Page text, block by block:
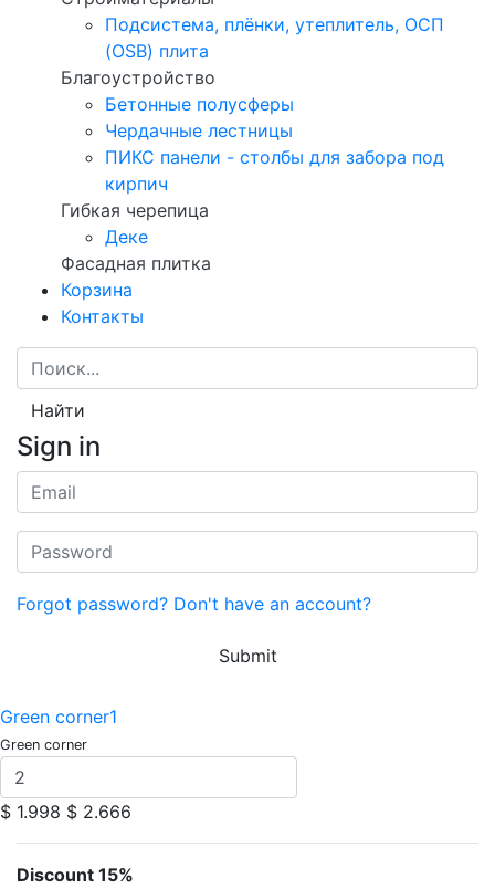
Подсистема, плёнки, утеплитель, ОСП
(OSB) плита
Благоустройство
Бетонные полусферы
Чердачные лестницы
ПИКС панели - столбы для забора под
кирпич
Гибкая черепица
Деке
Фасадная плитка
Корзина
Контакты
Найти
Sign in
Forgot password? Don't have an account?
Submit
Green corner1
Green corner
$ 1.998 $ 2.666
Discount 15%